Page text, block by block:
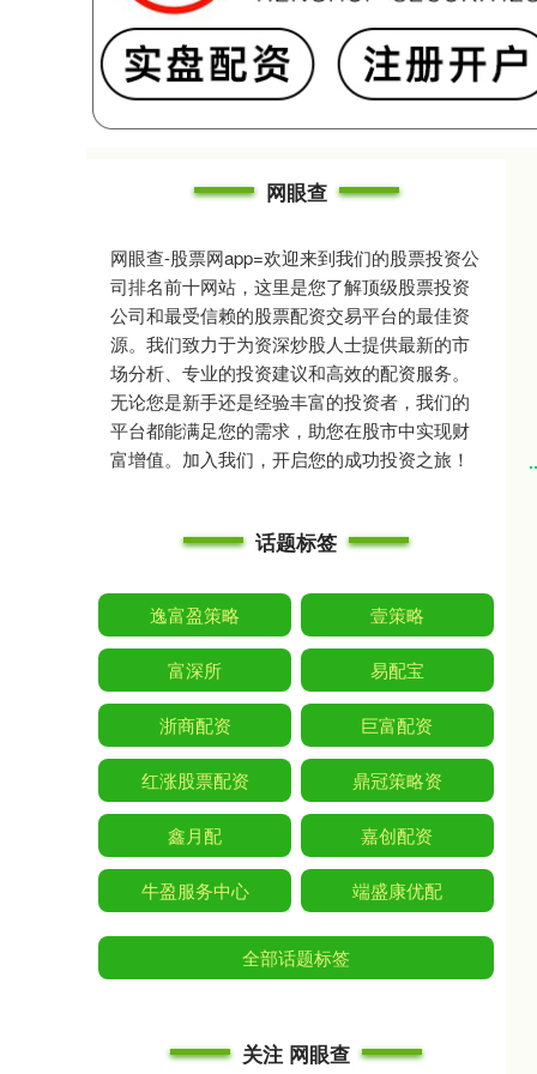
网眼查
网眼查-股票网app=欢迎来到我们的股票投资公
司排名前十网站，这里是您了解顶级股票投资
公司和最受信赖的股票配资交易平台的最佳资
源。我们致力于为资深炒股人士提供最新的市
场分析、专业的投资建议和高效的配资服务。
无论您是新手还是经验丰富的投资者，我们的
平台都能满足您的需求，助您在股市中实现财
富增值。加入我们，开启您的成功投资之旅！
话题标签
逸富盈策略 壹策略
富深所 易配宝
浙商配资 巨富配资
红涨股票配资 鼎冠策略资
鑫月配 嘉创配资
牛盈服务中心 端盛康优配
全部话题标签
关注 网眼查